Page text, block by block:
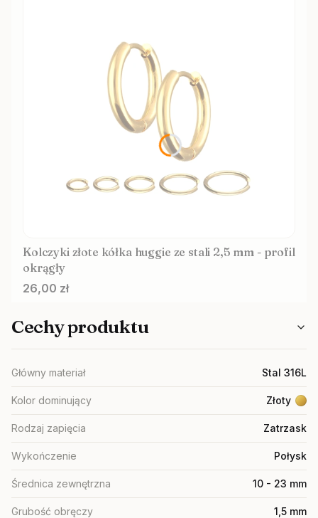
Kolczyki złote kółka huggie ze stali 2,5 mm - profil
okrągły
Cena
26,00 zł
Cechy produktu
Główny materiał Stal 316L
Kolor dominujący Złoty
Rodzaj zapięcia Zatrzask
Wykończenie Połysk
Średnica zewnętrzna 10 - 23 mm
Grubość obręczy 1,5 mm